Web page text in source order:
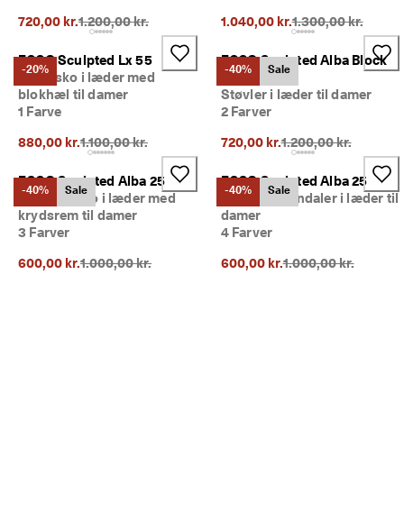
720,00 kr.Oprindelig pris {{price}}:
1.200,00 kr.
1.040,00 kr.Oprindelig pris
1.300,00 kr.
-20%
ECCO Sculpted Lx 55
Damesko i læder med
blokhæl til damer
1 Farve
880,00 kr.Oprindelig pris {{price}}:
1.100,00 kr.
-40% Sale
ECCO Sculpted Alba Block
65
Støvler i læder til damer
2 Farver
720,00 kr.Oprindelig pris
1.200,00 kr.
-40% Sale
ECCO Sculpted Alba 25
Slide-on sko i læder med
krydsrem til damer
3 Farver
600,00 kr.Oprindelig pris {{price}}:
1.000,00 kr.
-40% Sale
ECCO Sculpted Alba 25
Højhælet sandaler i læder til
damer
4 Farver
600,00 kr.Oprindelig pris
1.000,00 kr.